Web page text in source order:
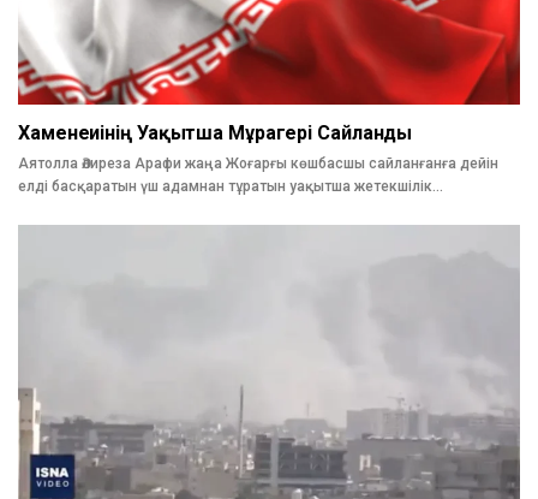
Хаменеиінің Уақытша Мұрагері Сайланды
Аятолла Әлиреза Арафи жаңа Жоғарғы көшбасшы сайланғанға дейін
елді басқаратын үш адамнан тұратын уақытша жетекшілік…